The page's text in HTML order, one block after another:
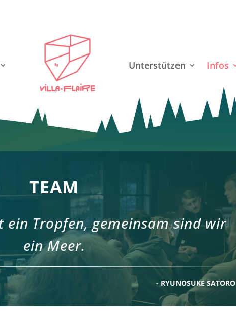
Unterstützen Infos
TEAM
ein Tropfen, gemeinsam sind wir
ein Meer.
- RYUNOSUKE SATORO